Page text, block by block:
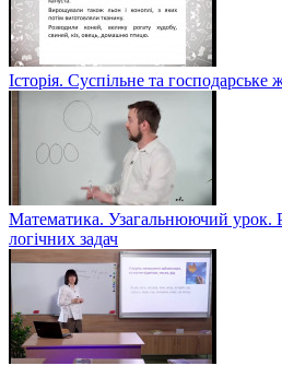
Історія. Суспільне та господарське
Математика. Узагальнюючий урок.
логічних задач